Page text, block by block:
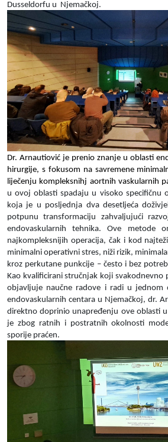
Dusseldorfu u Njemačkoj.
Dr. Arnautiović je prenio znanje u oblasti
hirurgije, s fokusom na savremene
liječenju kompleksnihj aortnih vaskularnih
u ovoj oblasti spadaju u visoko specifičnu
koja je u posljednja dva desetljeća
potpunu transformaciju zahvaljujući
endovaskularnih tehnika. Ove metode
najkompleksnijih operacija, čak i kod
minimalni operativni stres, niži rizik,
kroz perkutane punkcije – često i bez
Kao kvalificirani stručnjak koji svakodnevno
objavljuje naučne radove i radi u jednom
endovaskularnih centara u Njemačkoj, dr.
direktno doprinio unapređenju ove oblasti
je zbog ratnih i postratnih okolnosti
sporije praćen.